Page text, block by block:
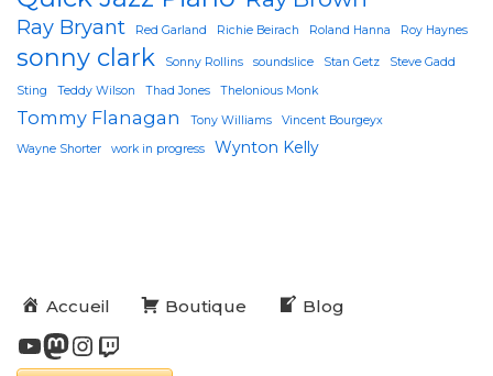
Ray Bryant Red Garland Richie Beirach Roland Hanna Roy Haynes
sonny clark Sonny Rollins soundslice Stan Getz
Steve Gadd
Sting
Teddy Wilson Thad Jones Thelonious Monk
Tommy Flanagan Tony Williams
Vincent Bourgeyx
Wayne Shorter
work in progress Wynton Kelly
Accueil Boutique Blog